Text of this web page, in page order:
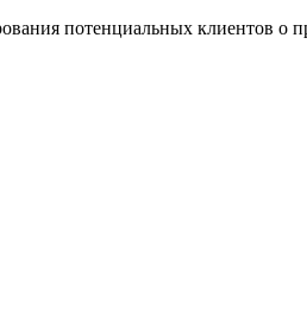
потенциальных клиентов о